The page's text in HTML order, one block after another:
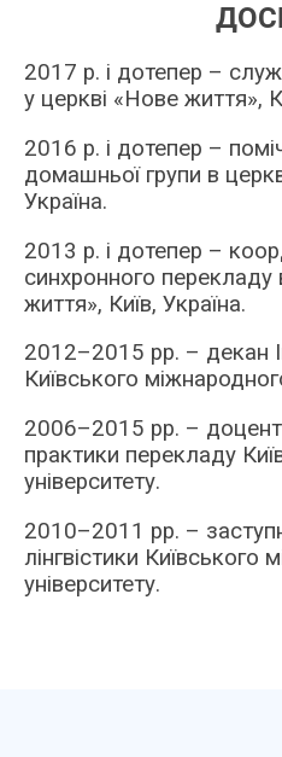
2017 р. і дотепер –
у церкві «Нове життя»,
2016 р. і дотепер –
домашньої групи в
Україна.
2013 р. і дотепер –
синхронного перекладу
життя», Київ, Україна.
2012–2015 рр. – декан
Київського
2006–2015 рр. –
практики перекладу
університету.
2010–2011 рр. –
лінгвістики Київського
університету.